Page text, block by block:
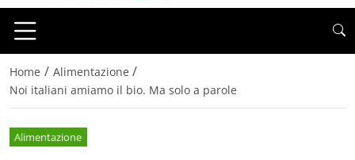
Home / Alimentazione /
Noi italiani amiamo il bio. Ma solo a parole
Alimentazione